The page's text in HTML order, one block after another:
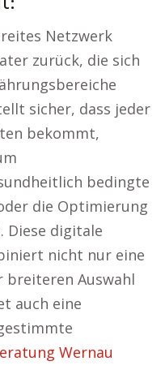
Netzwerk
zurück, die sich
sicher, dass jeder
bekommt,
bedingte
die Optimierung
Diese digitale
nicht nur eine
Auswahl
auch eine
Wernau